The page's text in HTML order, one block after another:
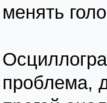
менять
проблема,